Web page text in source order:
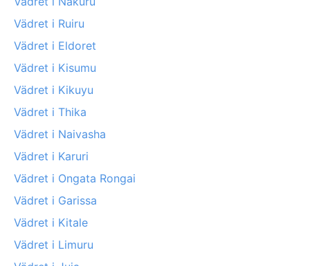
Vädret i Ruiru
Vädret i Eldoret
Vädret i Kisumu
Vädret i Kikuyu
Vädret i Thika
Vädret i Naivasha
Vädret i Karuri
Vädret i Ongata Rongai
Vädret i Garissa
Vädret i Kitale
Vädret i Limuru